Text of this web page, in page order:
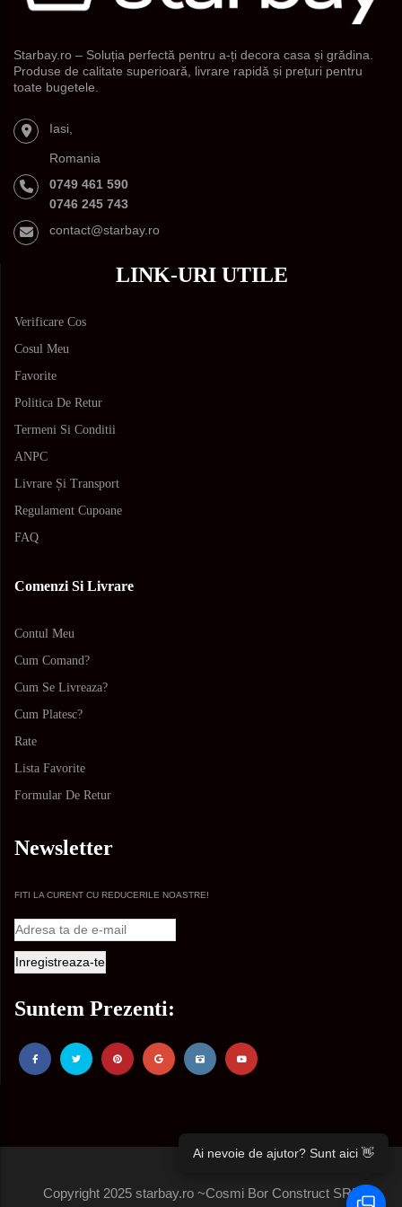
Starbay.ro – Soluția perfectă pentru a-ți decora casa și grădina.
Produse de calitate superioară, livrare rapidă și prețuri pentru
toate bugetele.
Iasi,
Romania
0749 461 590
0746 245 743
contact@starbay.ro
LINK-URI UTILE
Verificare Cos
Cosul Meu
Favorite
Politica De Retur
Termeni Si Conditii
ANPC
Livrare Și Transport
Regulament Cupoane
FAQ
Comenzi Si Livrare
Contul Meu
Cum Comand?
Cum Se Livreaza?
Cum Platesc?
Rate
Lista Favorite
Formular De Retur
Newsletter
FITI LA CURENT CU REDUCERILE NOASTRE!
Suntem Prezenti:
Copyright 2025 starbay.ro ~Cosmi Bor Construct SRL
Ai nevoie de ajutor? Sunt aici 👋